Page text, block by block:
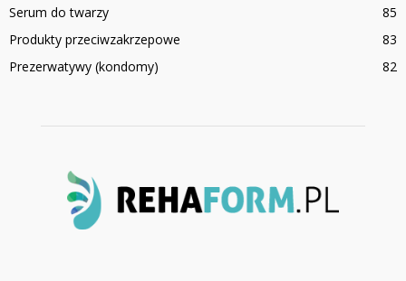
Serum do twarzy
85
Produkty przeciwzakrzepowe
83
Prezerwatywy (kondomy)
82